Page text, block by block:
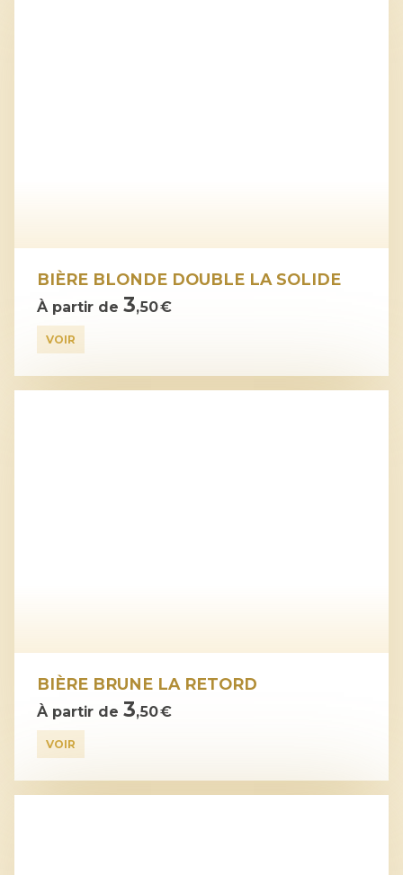
BIÈRE BLONDE DOUBLE LA SOLIDE
À partir de 3,50 €
VOIR
BIÈRE BRUNE LA RETORD
À partir de 3,50 €
VOIR